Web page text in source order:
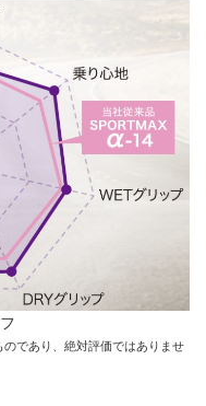
であり、絶対評価ではありませ